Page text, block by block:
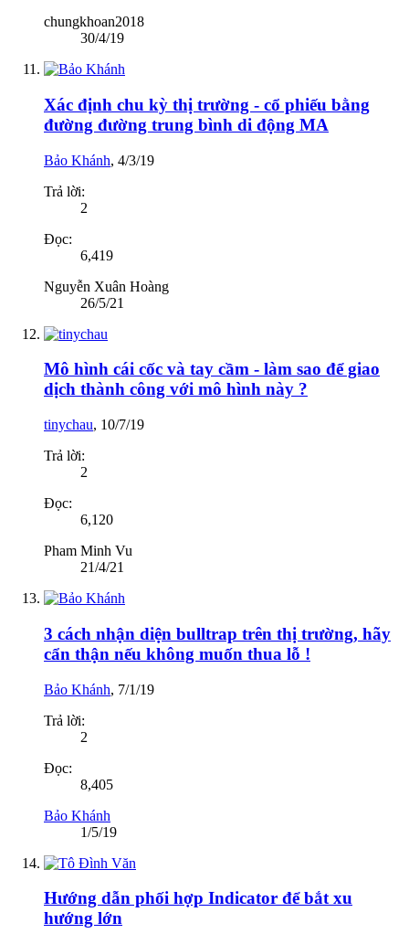
chungkhoan2018
30/4/19
Xác định chu kỳ thị trường - cổ phiếu bằng
đường đường trung bình di động MA
Bảo Khánh, 4/3/19
Trả lời:
2
Đọc:
6,419
Nguyễn Xuân Hoàng
26/5/21
Mô hình cái cốc và tay cầm - làm sao để giao
dịch thành công với mô hình này ?
tinychau, 10/7/19
Trả lời:
2
Đọc:
6,120
Pham Minh Vu
21/4/21
3 cách nhận diện bulltrap trên thị trường, hãy
cẩn thận nếu không muốn thua lỗ !
Bảo Khánh, 7/1/19
Trả lời:
2
Đọc:
8,405
Bảo Khánh
1/5/19
Hướng dẫn phối hợp Indicator để bắt xu
hướng lớn